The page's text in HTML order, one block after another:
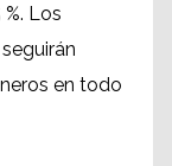
Los
en todo